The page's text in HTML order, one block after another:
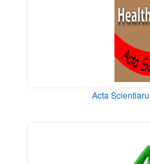
Acta